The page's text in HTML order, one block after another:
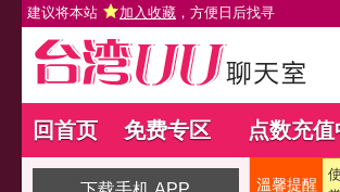
建议将本站 加入收藏 ，方便日后找寻
回首页 免费专区 点数充值
溫馨提醒